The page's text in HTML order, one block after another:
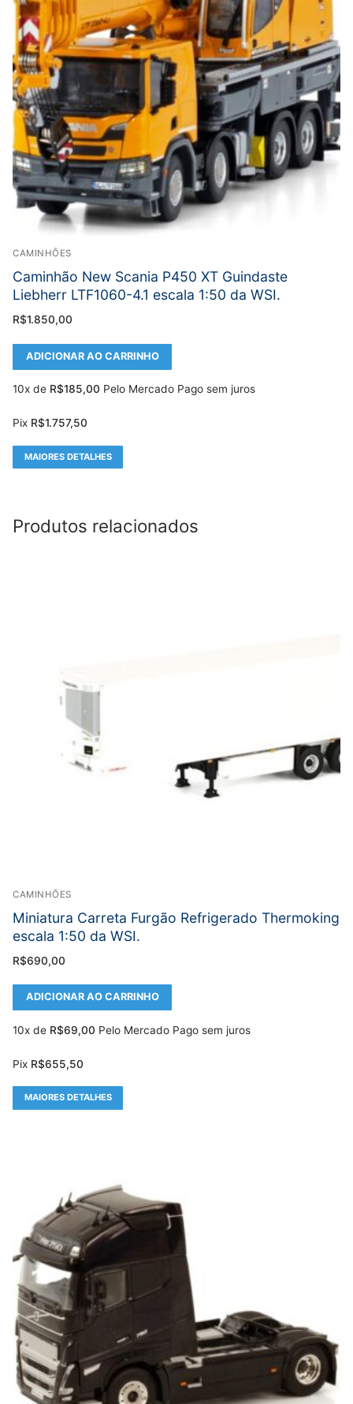
CAMINHÕES
Caminhão New Scania P450 XT Guindaste
Liebherr LTF1060-4.1 escala 1:50 da WSI.
R$1.850,00
ADICIONAR AO CARRINHO
10x de R$185,00 Pelo Mercado Pago sem juros
Pix R$1.757,50
MAIORES DETALHES
Produtos relacionados
CAMINHÕES
Miniatura Carreta Furgão Refrigerado Thermoking
escala 1:50 da WSI.
R$690,00
ADICIONAR AO CARRINHO
10x de R$69,00 Pelo Mercado Pago sem juros
Pix R$655,50
MAIORES DETALHES